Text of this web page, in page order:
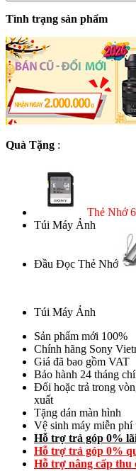
Tình trạng sản phẩm
Quà Tặng :
Thẻ Nhớ
Túi Máy Ảnh
Đầu Đọc Thẻ Nhớ
Túi Máy Ảnh
Sản phẩm mới 100%
Chính hãng Sony
Giá đã bao gồm VAT
Bảo hành 24 tháng
Đổi hoặc trả trong
xuất
Tặng dán màn hình
Vệ sinh máy miễn phí
Hỗ trợ trả góp 0%
Hỗ trợ trả góp 0%
Hỗ trợ nâng cấp thu